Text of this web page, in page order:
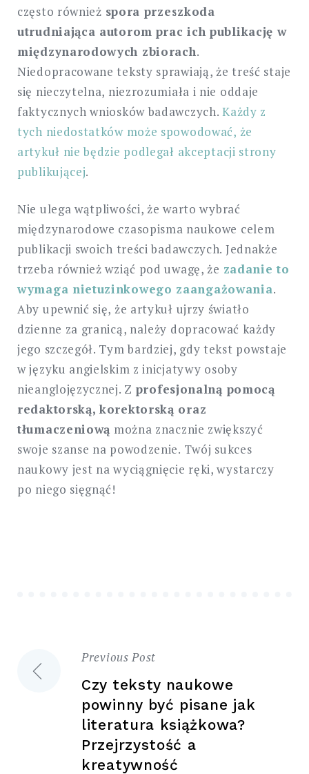
często również spora przeszkoda
utrudniająca autorom prac ich publikację w
międzynarodowych zbiorach.
Niedopracowane teksty sprawiają, że treść staje
się nieczytelna, niezrozumiała i nie oddaje
faktycznych wniosków badawczych.Każdy z
tych niedostatków może spowodować, że
artykuł nie będzie podlegał akceptacji strony
publikującej.
Nie ulega wątpliwości, że warto wybrać
międzynarodowe czasopisma naukowe celem
publikacji swoich treści badawczych. Jednakże
trzeba również wziąć pod uwagę, że zadanie to
wymaga nietuzinkowego zaangażowania.
Aby upewnić się, że artykuł ujrzy światło
dzienne za granicą, należy dopracować każdy
jego szczegół. Tym bardziej, gdy tekst powstaje
w języku angielskim z inicjatywy osoby
nieanglojęzycznej. Z profesjonalną pomocą
redaktorską, korektorską oraz
tłumaczeniową można znacznie zwiększyć
swoje szanse na powodzenie. Twój sukces
naukowy jest na wyciągnięcie ręki, wystarczy
po niego sięgnąć!
Nawigacja
wpisu
Previous Post
Czy teksty naukowe
powinny być pisane jak
literatura książkowa?
Przejrzystość a
kreatywność